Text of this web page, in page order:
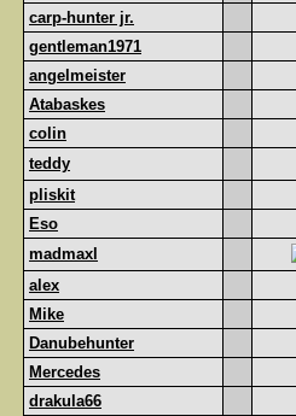
carp-hunter jr.
gentleman1971
angelmeister
Atabaskes
colin
teddy
pliskit
Eso
madmaxl
alex
Mike
Danubehunter
Mercedes
drakula66